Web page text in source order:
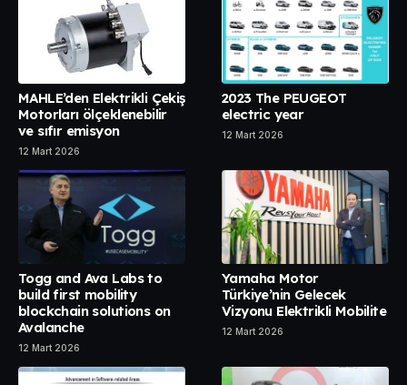
MAHLE’den Elektrikli Çekiş
Motorları ölçeklenebilir
ve sıfır emisyon
12 Mart 2026
2023 The PEUGEOT
electric year
12 Mart 2026
Togg and Ava Labs to
build first mobility
blockchain solutions on
Avalanche
12 Mart 2026
Yamaha Motor
Türkiye’nin Gelecek
Vizyonu Elektrikli Mobilite
12 Mart 2026